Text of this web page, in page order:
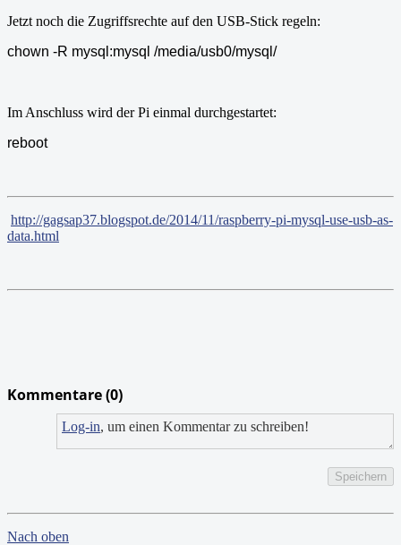
Jetzt noch die Zugriffsrechte auf den USB-Stick regeln:
chown -R mysql:mysql /media/usb0/mysql/
Im Anschluss wird der Pi einmal durchgestartet:
reboot
http://gagsap37.blogspot.de/2014/11/raspberry-pi-mysql-use-usb-as-
data.html
Kommentare (0)
Log-in, um einen Kommentar zu schreiben!
Speichern
Nach oben